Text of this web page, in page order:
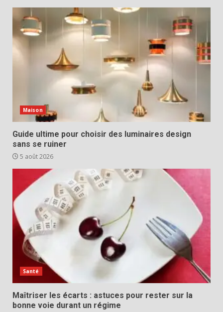
Maison
Guide ultime pour choisir des luminaires design
sans se ruiner
5 août 2026
Santé
Maîtriser les écarts : astuces pour rester sur la
bonne voie durant un régime